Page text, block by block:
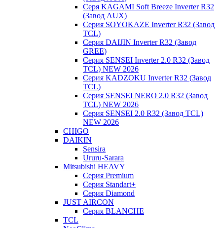
Серя KAGAMI Soft Breeze Inverter R32
(Завод AUX)
Серия SOYOKAZE Inverter R32 (Завод
TCL)
Серия DAIJIN Inverter R32 (Завод
GREE)
Серия SENSEI Inverter 2.0 R32 (Завод
TCL) NEW 2026
Серия KADZOKU Inverter R32 (Завод
TCL)
Серия SENSEI NERO 2.0 R32 (Завод
TCL) NEW 2026
Серия SENSEI 2.0 R32 (Завод TCL)
NEW 2026
CHIGO
DAIKIN
Sensira
Ururu-Sarara
Mitsubishi HEAVY
Серия Premium
Серия Standart+
Серия Diamond
JUST AIRCON
Серия BLANCHE
TCL